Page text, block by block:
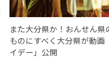
また大分県か！おんせん県
ものにすべく大分県が動画
イデー」公開